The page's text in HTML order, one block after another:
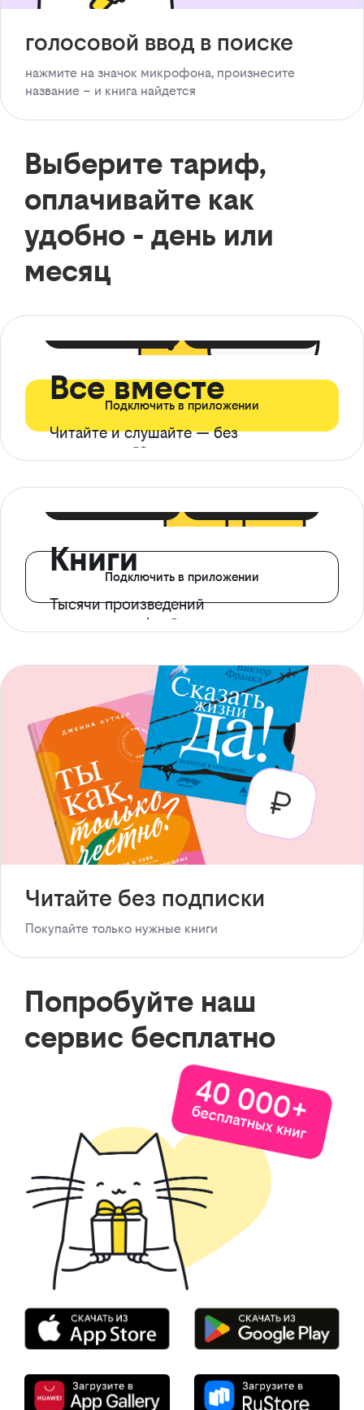
голосовой ввод в поиске
нажмите на значок микрофона, произнесите
название – и книга найдется
Выберите тариф,
оплачивайте как
удобно - день или
месяц
Все вместе
Читайте и слушайте — без
ограничений*
Подключить в приложении
Книги
Тысячи произведений
с доступом офлайн
Подключить в приложении
Читайте без подписки
Покупайте только нужные книги
Попробуйте наш
сервис бесплатно